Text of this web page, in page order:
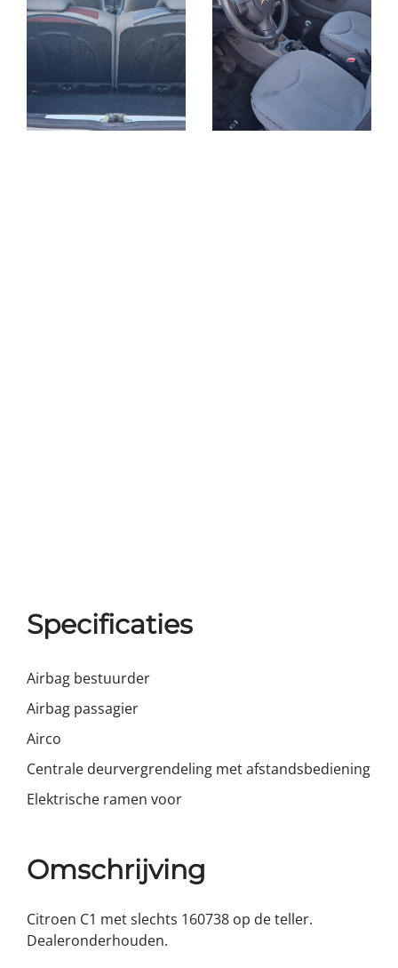
Specificaties
Airbag bestuurder
Airbag passagier
Airco
Centrale deurvergrendeling met afstandsbediening
Elektrische ramen voor
Omschrijving
Citroen C1 met slechts 160738 op de teller.
Dealeronderhouden.